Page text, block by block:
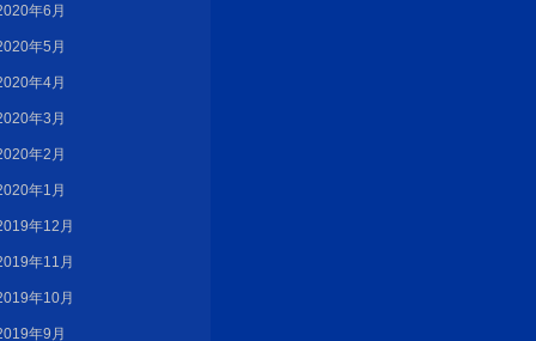
年6月
年5月
年4月
年3月
年2月
年1月
年12月
年11月
年10月
年9月